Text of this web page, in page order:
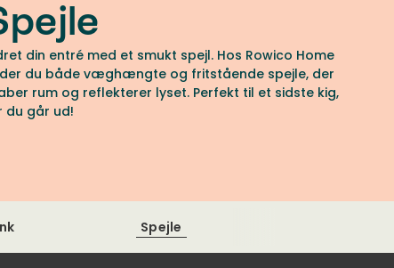
din entré med et smukt spejl. Hos Rowico Home
du både væghængte og fritstående spejle, der
rum og reflekterer lyset. Perfekt til et sidste kig,
du går ud!
Spejle